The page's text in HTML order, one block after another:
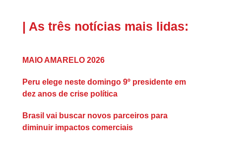
| As três notícias mais lidas:
MAIO AMARELO 2026
Peru elege neste domingo 9º presidente em
dez anos de crise política
Brasil vai buscar novos parceiros para
diminuir impactos comerciais